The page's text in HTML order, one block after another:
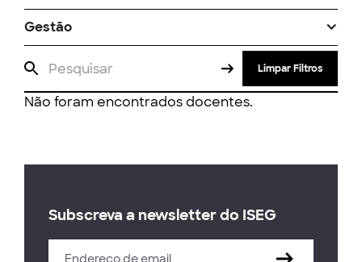
Gestão
Limpar Filtros
Não foram encontrados docentes.
Subscreva a newsletter do ISEG